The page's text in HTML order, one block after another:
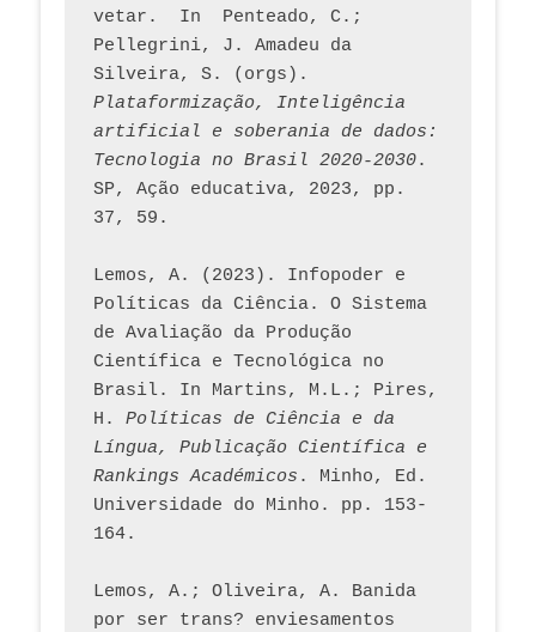
vetar.  In  Penteado, C.;
Pellegrini, J. Amadeu da
Plataformização, Inteligência
artificial e soberania de dados:
Tecnologia no Brasil 2020-2030.
SP, Ação educativa, 2023, pp.
37, 59.
Lemos, A. (2023). Infopoder e
Políticas da Ciência. O Sistema
de Avaliação da Produção
Científica e Tecnológica no
Brasil. In Martins, M.L.; Pires,
H. Políticas de Ciência e da
Língua, Publicação Científica e
Rankings Académicos . Minho, Ed.
Universidade do Minho. pp. 153-
164.
Lemos, A.; Oliveira, A. Banida
por ser trans? enviesamentos